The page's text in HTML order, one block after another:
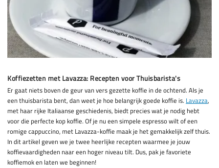
Koffiezetten met Lavazza: Recepten voor Thuisbarista's
Er gaat niets boven de geur van vers gezette koffie in de ochtend. Als je
een thuisbarista bent, dan weet je hoe belangrijk goede koffie is. Lavazza,
met haar rijke Italiaanse geschiedenis, biedt precies wat je nodig hebt
voor die perfecte kop koffie. Of je nu een simpele espresso wilt of een
romige cappuccino, met Lavazza-koffie maak je het gemakkelijk zelf thuis.
In dit artikel geven we je twee heerlijke recepten waarmee je jouw
koffievaardigheden naar een hoger niveau tilt. Dus, pak je favoriete
koffiemok en laten we beginnen!